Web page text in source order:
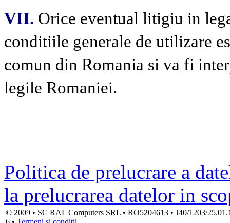
VII. Orice eventual litigiu in
conditiile generale de utilizare
comun din Romania si va fi
legile Romaniei.
Politica de prelucrare a
la prelucrarea datelor in
© 2009 • SC RAL Computers SRL • RO5204613 • J40/1203/